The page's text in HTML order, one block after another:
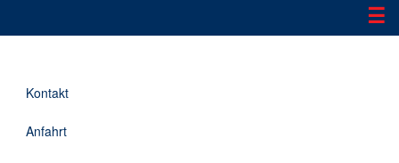
☰
Applikationen
Informationen
Kontakt
Anfahrt